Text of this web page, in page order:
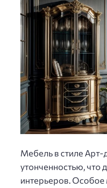
Мебель в стиле Арт-
утонченностью, что
интерьеров. Особое